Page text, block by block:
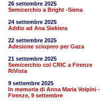
26 settembre 2025
Semicerchio a Bright -Siena
24 settembre 2025
Addio ad Ana Siekiera
22 settembre 2025
Adesione sciopero per Gaza
21 settembre 2025
Semicerchio col CRIC a Firenze
RiVista
9 settembre 2025
In memoria di Anna Maria Volpini -
Firenze, 9 settembre